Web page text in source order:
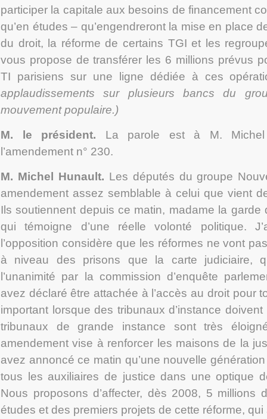
participer la capitale aux besoins de financement
qu’en études – qu’engendreront la mise en place
du droit, la réforme de certains TGI et les
vous propose de transférer les 6 millions prévus
TI parisiens sur une ligne dédiée à ces
applaudissements sur plusieurs bancs du
mouvement populaire.)
M. le président. La parole est à M. Michel
l’amendement n° 230.
M. Michel Hunault. Les députés du groupe
amendement assez semblable à celui que vient
Ils soutiennent depuis ce matin, madame la garde
qui témoigne d’une réelle volonté politique.
l’opposition considère que les réformes ne vont
à niveau des prisons que la carte judiciaire,
l’unanimité par la commission d’enquête
avez déclaré être attachée à l’accès au droit pour
important lorsque des tribunaux d’instance
tribunaux de grande instance sont très
amendement vise à renforcer les maisons de la
avez annoncé ce matin qu’une nouvelle
tous les auxiliaires de justice dans une optique
Nous proposons d’affecter, dès 2008, 5 millions
études et des premiers projets de cette réforme, qui